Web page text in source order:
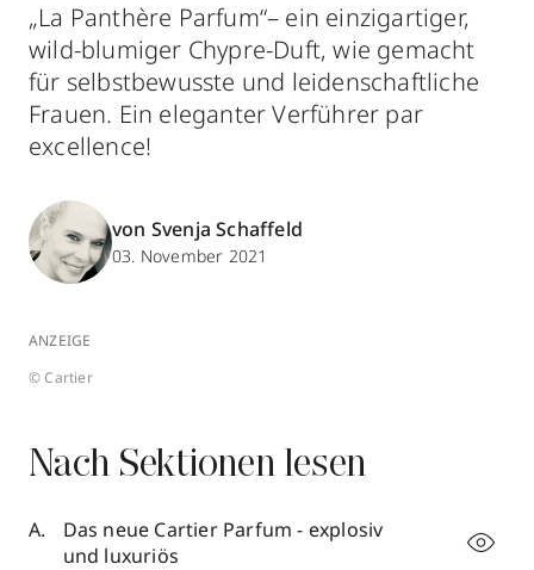
„La Panthère Parfum“– ein einzigartiger,
wild-blumiger Chypre-Duft, wie gemacht
für selbstbewusste und leidenschaftliche
Frauen. Ein eleganter Verführer par
excellence!
von Svenja Schaffeld
03. November 2021
ANZEIGE
© Cartier
Nach Sektionen lesen
Das neue Cartier Parfum - explosiv
und luxuriös